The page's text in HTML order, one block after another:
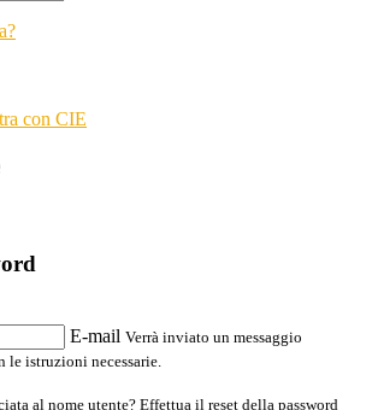
con CIE
E-mail Verrà inviato un messaggio
istruzioni necessarie.
al nome utente? Effettua il reset della password